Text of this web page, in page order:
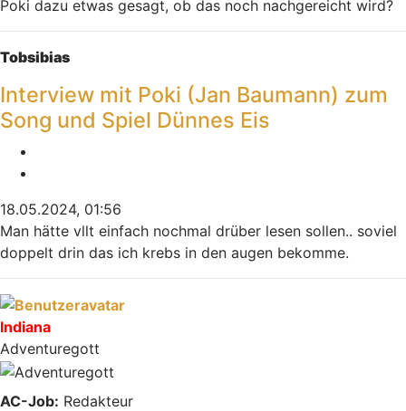
Poki dazu etwas gesagt, ob das noch nachgereicht wird?
Tobsibias
Interview mit Poki (Jan Baumann) zum
Song und Spiel Dünnes Eis
18.05.2024, 01:56
Man hätte vllt einfach nochmal drüber lesen sollen.. soviel
doppelt drin das ich krebs in den augen bekomme.
Indiana
Adventuregott
AC-Job: Redakteur